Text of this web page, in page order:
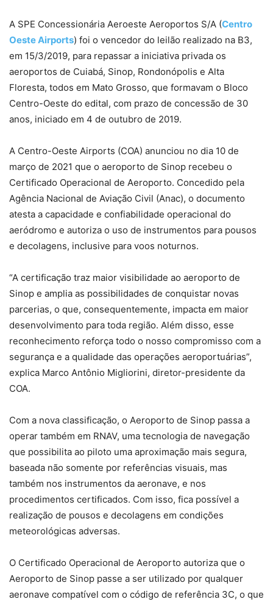
A SPE Concessionária Aeroeste Aeroportos S/A (Centro
Oeste Airports) foi o vencedor do leilão realizado na B3,
em 15/3/2019, para repassar a iniciativa privada os
aeroportos de Cuiabá, Sinop, Rondonópolis e Alta
Floresta, todos em Mato Grosso, que formavam o Bloco
Centro-Oeste do edital, com prazo de concessão de 30
anos, iniciado em 4 de outubro de 2019.
A Centro-Oeste Airports (COA) anunciou no dia 10 de
março de 2021 que o aeroporto de Sinop recebeu o
Certificado Operacional de Aeroporto. Concedido pela
Agência Nacional de Aviação Civil (Anac), o documento
atesta a capacidade e confiabilidade operacional do
aeródromo e autoriza o uso de instrumentos para pousos
e decolagens, inclusive para voos noturnos.
“A certificação traz maior visibilidade ao aeroporto de
Sinop e amplia as possibilidades de conquistar novas
parcerias, o que, consequentemente, impacta em maior
desenvolvimento para toda região. Além disso, esse
reconhecimento reforça todo o nosso compromisso com a
segurança e a qualidade das operações aeroportuárias”,
explica Marco Antônio Migliorini, diretor-presidente da
COA.
Com a nova classificação, o Aeroporto de Sinop passa a
operar também em RNAV, uma tecnologia de navegação
que possibilita ao piloto uma aproximação mais segura,
baseada não somente por referências visuais, mas
também nos instrumentos da aeronave, e nos
procedimentos certificados. Com isso, fica possível a
realização de pousos e decolagens em condições
meteorológicas adversas.
O Certificado Operacional de Aeroporto autoriza que o
Aeroporto de Sinop passe a ser utilizado por qualquer
aeronave compatível com o código de referência 3C, o que